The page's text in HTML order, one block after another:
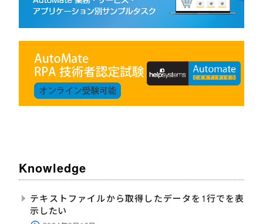
Knowledge
テキストファイルから取得したデータを1行でを表
示したい